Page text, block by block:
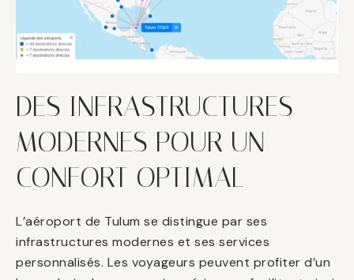
DES INFRASTRUCTURES
MODERNES POUR UN
CONFORT OPTIMAL
L’aéroport de Tulum se distingue par ses
infrastructures modernes et ses services
personnalisés. Les voyageurs peuvent profiter d’un